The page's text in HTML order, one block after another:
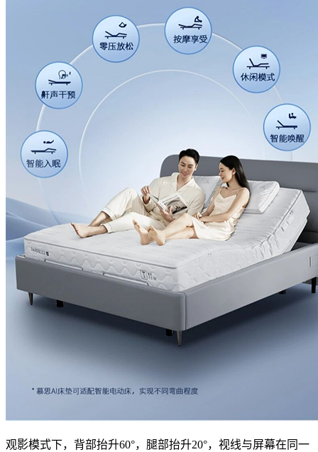
观影模式下，背部抬升60°，腿部抬升20°，视线与屏幕在同一